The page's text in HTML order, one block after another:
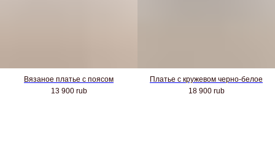
Вязаное платье с поясом
13 900 rub
Платье с кружевом черно-белое
18 900 rub